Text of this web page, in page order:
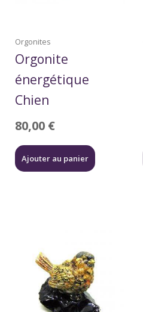
Orgonites
Orgonite
énergétique
Chien
80,00 €
Ajouter au panier